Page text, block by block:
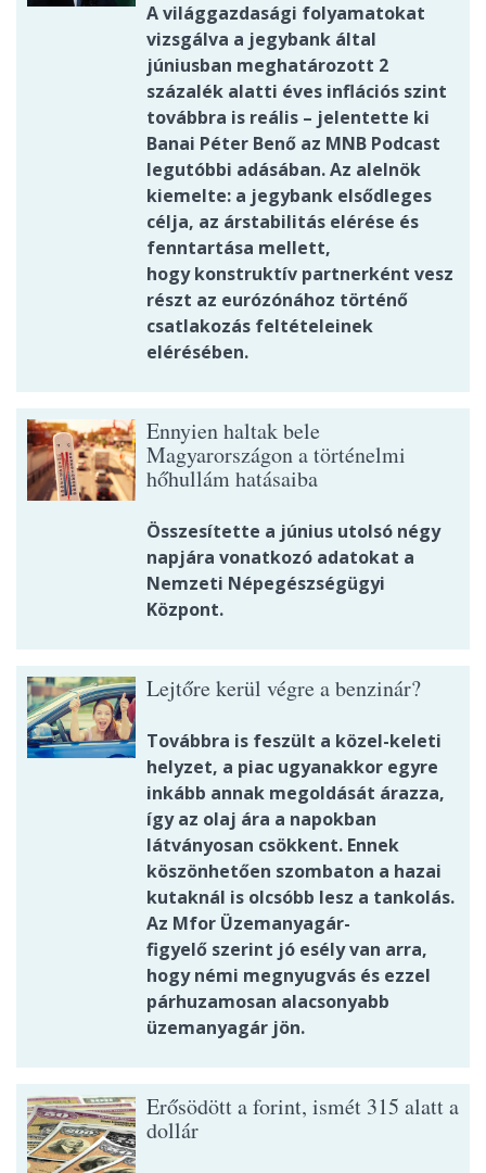
A világgazdasági folyamatokat
vizsgálva a jegybank által
júniusban meghatározott 2
százalék alatti éves inflációs szint
továbbra is reális – jelentette ki
Banai Péter Benő az MNB Podcast
legutóbbi adásában. Az alelnök
kiemelte: a jegybank elsődleges
célja, az árstabilitás elérése és
fenntartása mellett,
hogy konstruktív partnerként vesz
részt az eurózónához történő
csatlakozás feltételeinek
elérésében.
Ennyien haltak bele
Magyarországon a történelmi
hőhullám hatásaiba
Összesítette a június utolsó négy
napjára vonatkozó adatokat a
Nemzeti Népegészségügyi
Központ.
Lejtőre kerül végre a benzinár?
Továbbra is feszült a közel-keleti
helyzet, a piac ugyanakkor egyre
inkább annak megoldását árazza,
így az olaj ára a napokban
látványosan csökkent. Ennek
köszönhetően szombaton a hazai
kutaknál is olcsóbb lesz a tankolás.
Az Mfor Üzemanyagár-
figyelő szerint jó esély van arra,
hogy némi megnyugvás és ezzel
párhuzamosan alacsonyabb
üzemanyagár jön.
Erősödött a forint, ismét 315 alatt a
dollár